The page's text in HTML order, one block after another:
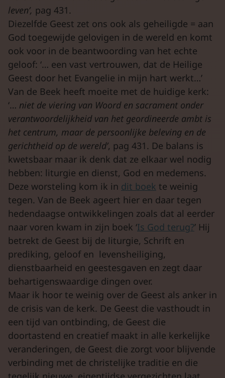
leven’, pag 431.
Diezelfde Geest zet ons ook als geheiligde = aan
God toegewijde gelovigen in de wereld en komt
ook voor in de beantwoording van het echte
geloof: ‘… een vast vertrouwen, dat de Heilige
Geest door het Evangelie in mijn hart werkt…’
Van de Beek heeft moeite met de huidige kerk:
‘… niet de viering van Woord en sacrament onder
verantwoordelijkheid van het geordineerde ambt is
het centrum, maar de persoonlijke beleving en de
gerichtheid op de wereld’, pag 431. De balans is
kwetsbaar maar ik denk dat ze elkaar wel nodig
hebben: liturgie en dienst, God en medemens.
Deze worsteling kom ik in dit boek te weinig
tegen. Van de Beek ageert hier en daar tegen
hedendaagse ontwikkelingen zoals dat al eerder
naar voren kwam in zijn boek ‘Is God terug?’ Hij
betrekt de Geest bij de liturgie, Schrift en
prediking, geloof en levensheiliging,
dienstbaarheid en geestesgaven en zegt daar
behartigenswaardige dingen over.
Maar ik hoor te weinig over de Geest als anker in
de crisis van de kerk. De Geest die vasthoudt in
een tijd van ontbinding, de Geest die
doortastend en creatief maakt in alle kerkelijke
veranderingen, de Geest die zorgt voor blijvende
verbinding met de christelijke traditie en die